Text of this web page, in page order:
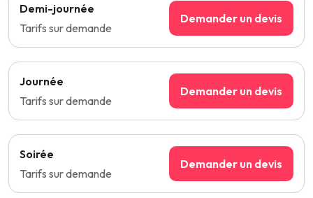
Demi-journée
Tarifs sur demande
Demander un devis
Journée
Tarifs sur demande
Demander un devis
Soirée
Tarifs sur demande
Demander un devis